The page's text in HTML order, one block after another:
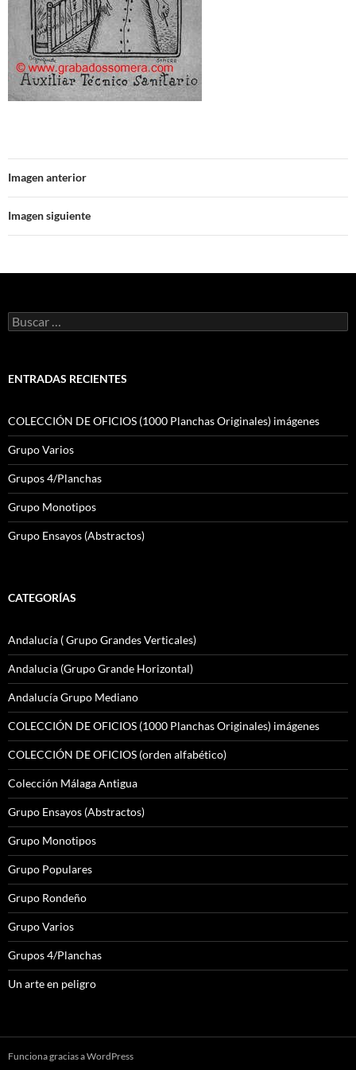
Imagen anterior
Imagen siguiente
Buscar:
ENTRADAS RECIENTES
COLECCIÓN DE OFICIOS (1000 Planchas Originales) imágenes
Grupo Varios
Grupos 4/Planchas
Grupo Monotipos
Grupo Ensayos (Abstractos)
CATEGORÍAS
Andalucía ( Grupo Grandes Verticales)
Andalucia (Grupo Grande Horizontal)
Andalucía Grupo Mediano
COLECCIÓN DE OFICIOS (1000 Planchas Originales) imágenes
COLECCIÓN DE OFICIOS (orden alfabético)
Colección Málaga Antigua
Grupo Ensayos (Abstractos)
Grupo Monotipos
Grupo Populares
Grupo Rondeño
Grupo Varios
Grupos 4/Planchas
Un arte en peligro
Funciona gracias a WordPress